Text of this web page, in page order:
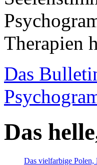
Therapien
Das
Das
Das vielfarbige